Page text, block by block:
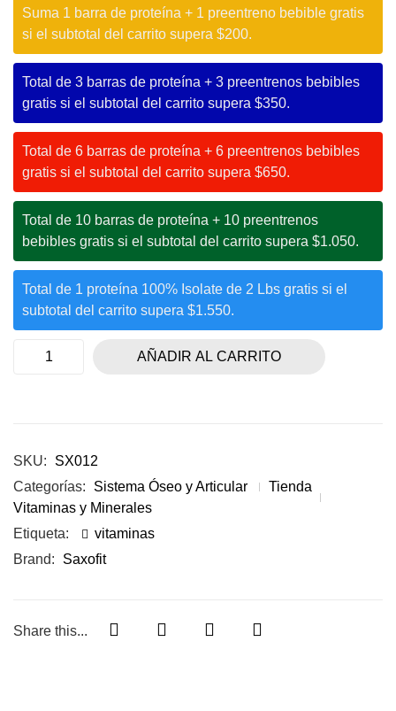
Suma 1 barra de proteína + 1 preentreno bebible gratis
si el subtotal del carrito supera $200.
Total de 3 barras de proteína + 3 preentrenos bebibles
gratis si el subtotal del carrito supera $350.
Total de 6 barras de proteína + 6 preentrenos bebibles
gratis si el subtotal del carrito supera $650.
Total de 10 barras de proteína + 10 preentrenos
bebibles gratis si el subtotal del carrito supera $1.050.
Total de 1 proteína 100% Isolate de 2 Lbs gratis si el
subtotal del carrito supera $1.550.
AÑADIR AL CARRITO
SKU:
SX012
Categorías:
Sistema Óseo y Articular
Tienda
Vitaminas y Minerales
Etiqueta:
vitaminas
Brand:
Saxofit
Share this...